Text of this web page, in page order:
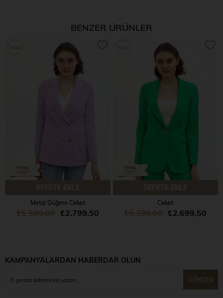
BENZER ÜRÜNLER
Metal Düğme Ceket
₺2.799,50
₺5.599,00
Ceket
₺2.699,50
₺5.399,00
KAMPANYALARDAN HABERDAR OLUN
GÖNDER